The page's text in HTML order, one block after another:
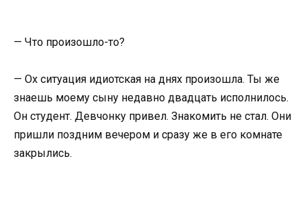
— Что произошло-то?
— Ох ситуация идиотская на днях произошла. Ты же
знаешь моему сыну недавно двадцать исполнилось.
Он студент. Девчонку привел. Знакомить не стал. Они
пришли поздним вечером и сразу же в его комнате
закрылись.